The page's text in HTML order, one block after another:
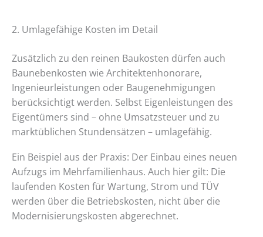
2. Umlagefähige Kosten im Detail
Zusätzlich zu den reinen Baukosten dürfen auch
Baunebenkosten wie Architektenhonorare,
Ingenieurleistungen oder Baugenehmigungen
berücksichtigt werden. Selbst Eigenleistungen des
Eigentümers sind – ohne Umsatzsteuer und zu
marktüblichen Stundensätzen – umlagefähig.
Ein Beispiel aus der Praxis: Der Einbau eines neuen
Aufzugs im Mehrfamilienhaus. Auch hier gilt: Die
laufenden Kosten für Wartung, Strom und TÜV
werden über die Betriebskosten, nicht über die
Modernisierungskosten abgerechnet.